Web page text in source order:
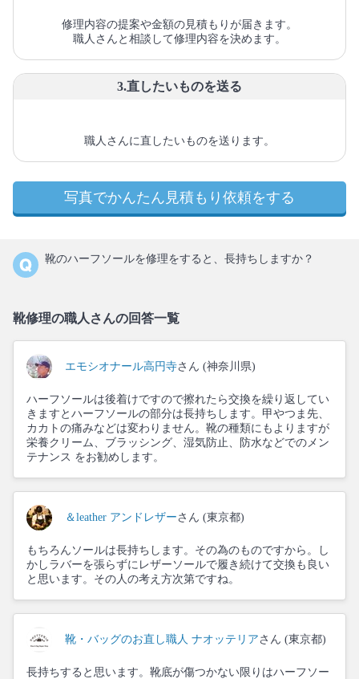
修理内容の提案や金額の見積もりが届きます。
職人さんと相談して修理内容を決めます。
3.直したいものを送る
職人さんに直したいものを送ります。
写真でかんたん見積もり依頼をする
靴のハーフソールを修理をすると、長持ちしますか？
靴修理の職人さんの回答一覧
エモシオナール高円寺さん (神奈川県)
ハーフソールは後着けですので擦れたら交換を繰り返してい
きますとハーフソールの部分は長持ちします。甲やつま先、
カカトの痛みなどは変わりません。靴の種類にもよりますが
栄養クリーム、ブラッシング、湿気防止、防水などでのメン
テナンス をお勧めします。
＆leather アンドレザー さん (東京都)
もちろんソールは長持ちします。その為のものですから。し
かしラバーを張らずにレザーソールで履き続けて交換も良い
と思います。その人の考え方次第ですね。
靴・バッグのお直し職人 ナオッテリア さん (東京都)
長持ちすると思います。靴底が傷つかない限りはハーフソー